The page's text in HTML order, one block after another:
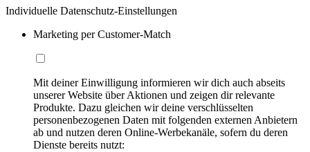
Individuelle Datenschutz-Einstellungen
Marketing per Customer-Match
Mit deiner Einwilligung informieren wir dich auch abseits
unserer Website über Aktionen und zeigen dir relevante
Produkte. Dazu gleichen wir deine verschlüsselten
personenbezogenen Daten mit folgenden externen Anbietern
ab und nutzen deren Online-Werbekanäle, sofern du deren
Dienste bereits nutzt: